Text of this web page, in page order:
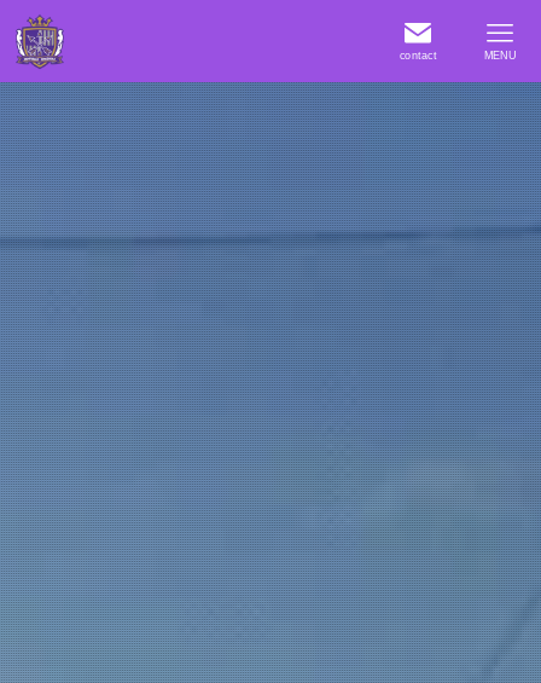
contact MENU